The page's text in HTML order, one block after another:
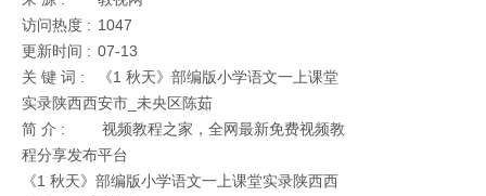
访问热度 : 1047
更新时间 : 07-13
关 键 词 :
《1 秋天》部编版小学语文一上课堂
实录陕西西安市_未央区陈茹
简 介 :
视频教程之家，全网最新免费视频教
程分享发布平台
《1 秋天》部编版小学语文一上课堂实录陕西西